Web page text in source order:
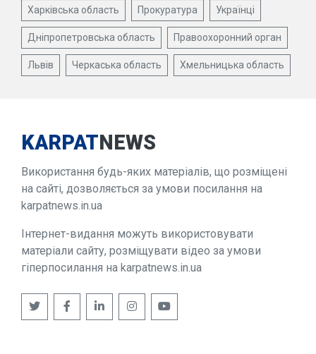
Харківська область Прокуратура Українці
Дніпропетровська область Правоохоронний орган
Львів Черкаська область Хмельницька область
KARPATNEWS
Використання будь-яких матеріалів, що розміщені
на сайті, дозволяється за умови посилання на
karpatnews.in.ua
Інтернет-видання можуть використовувати
матеріали сайту, розміщувати відео за умови
гіперпосилання на karpatnews.in.ua